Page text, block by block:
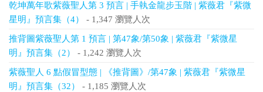
乾坤萬年歌紫薇聖人第 3 預言 | 手執金龍步玉階 | 紫薇君『紫微
星明』預言集（4）
- 1,347 瀏覽人次
推背圖紫薇聖人第 1 預言 | 第47象/第50象 | 紫薇君『紫微星
明』預言集（2）
- 1,242 瀏覽人次
紫薇聖人 6 點假冒型態 | 《推背圖》/第47象 | 紫薇君『紫微星
明』預言集（32）
- 1,185 瀏覽人次